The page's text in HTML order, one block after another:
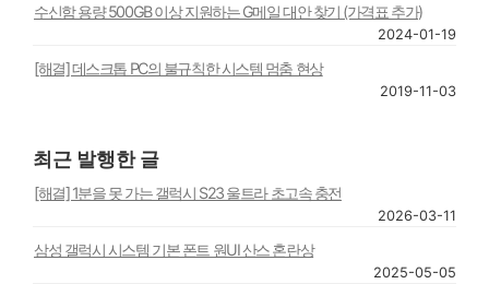
수신함 용량 500GB 이상 지원하는 G메일 대안 찾기 (가격표 추가)
2024-01-19
[해결] 데스크톱 PC의 불규칙한 시스템 멈춤 현상
2019-11-03
최근 발행한 글
[해결] 1분을 못 가는 갤럭시 S23 울트라 초고속 충전
2026-03-11
삼성 갤럭시 시스템 기본 폰트 원UI 산스 혼란상
2025-05-05